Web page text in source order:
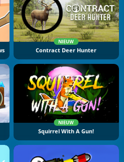
NIEUW
Contract Deer Hunter
NIEUW
Squirrel With A Gun!